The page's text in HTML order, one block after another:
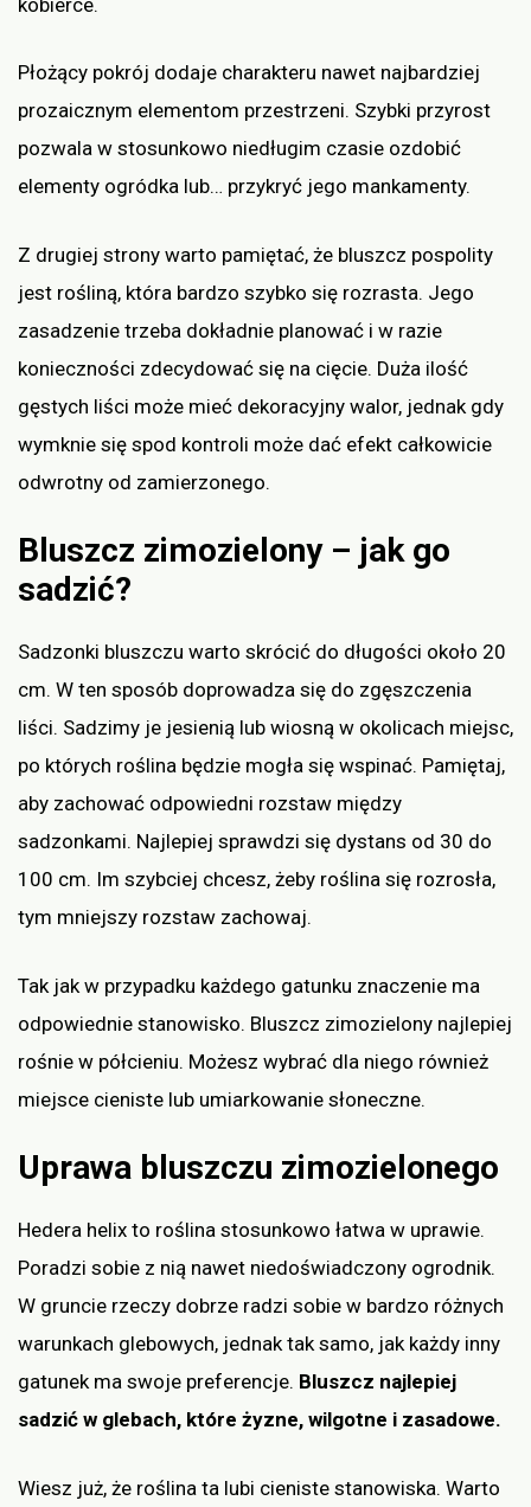
Płożący pokrój dodaje charakteru nawet najbardziej
prozaicznym elementom przestrzeni. Szybki przyrost
pozwala w stosunkowo niedługim czasie ozdobić
elementy ogródka lub… przykryć jego mankamenty.
Z drugiej strony warto pamiętać, że bluszcz pospolity
jest rośliną, która bardzo szybko się rozrasta. Jego
zasadzenie trzeba dokładnie planować i w razie
konieczności zdecydować się na cięcie. Duża ilość
gęstych liści może mieć dekoracyjny walor, jednak gdy
wymknie się spod kontroli może dać efekt całkowicie
odwrotny od zamierzonego.
Bluszcz zimozielony – jak go
sadzić?
Sadzonki bluszczu warto skrócić do długości około 20
cm. W ten sposób doprowadza się do zgęszczenia
liści. Sadzimy je jesienią lub wiosną w okolicach miejsc,
po których roślina będzie mogła się wspinać. Pamiętaj,
aby zachować odpowiedni rozstaw między
sadzonkami. Najlepiej sprawdzi się dystans od 30 do
100 cm. Im szybciej chcesz, żeby roślina się rozrosła,
tym mniejszy rozstaw zachowaj.
Tak jak w przypadku każdego gatunku znaczenie ma
odpowiednie stanowisko. Bluszcz zimozielony najlepiej
rośnie w półcieniu. Możesz wybrać dla niego również
miejsce cieniste lub umiarkowanie słoneczne.
Uprawa bluszczu zimozielonego
Hedera helix to roślina stosunkowo łatwa w uprawie.
Poradzi sobie z nią nawet niedoświadczony ogrodnik.
W gruncie rzeczy dobrze radzi sobie w bardzo różnych
warunkach glebowych, jednak tak samo, jak każdy inny
gatunek ma swoje preferencje. Bluszcz najlepiej
sadzić w glebach, które żyzne, wilgotne i zasadowe.
Wiesz już, że roślina ta lubi cieniste stanowiska. Warto